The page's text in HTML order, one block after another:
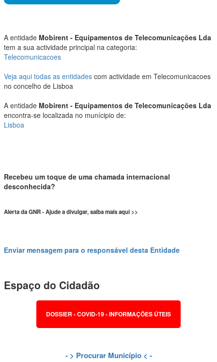
A entidade Mobirent - Equipamentos de Telecomunicações Lda
tem a sua actividade principal na categoria:
Telecomunicacoes
Veja aqui todas as entidades com actividade em Telecomunicacoes
no concelho de Lisboa
A entidade Mobirent - Equipamentos de Telecomunicações Lda
encontra-se localizada no munícipio de:
Lisboa
Recebeu um toque de uma chamada internacional
desconhecida?
Alerta da GNR - Ajude a divulgar, saiba mais aqui >>
Enviar mensagem para o responsável desta Entidade
Espaço do Cidadão
DOSSIER - COVID-19 - INFORMAÇÕES ÚTEIS
- > Procurar Município< -